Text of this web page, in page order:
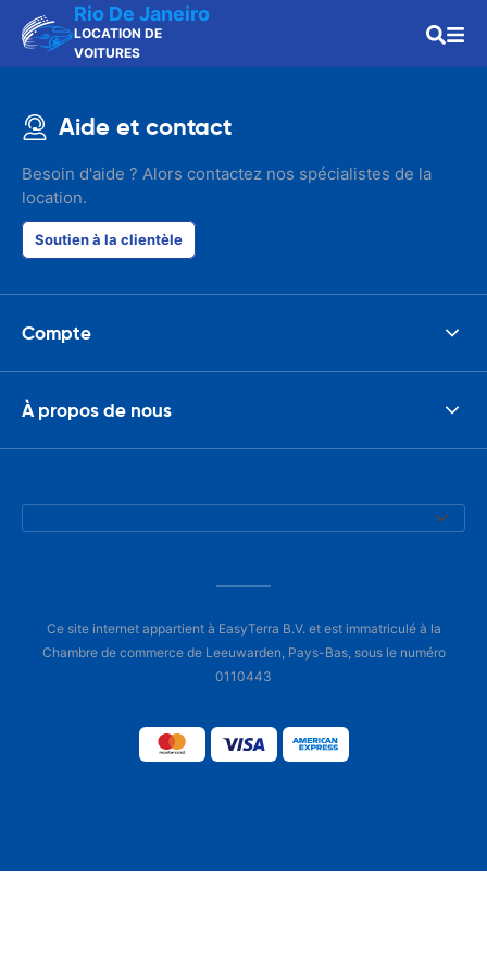
Rio De Janeiro
LOCATION DE
VOITURES
Aide et contact
Besoin d'aide ? Alors contactez nos spécialistes de la
location.
Soutien à la clientèle
Compte
À propos de nous
Ce site internet appartient à EasyTerra B.V. et est immatriculé à la
Chambre de commerce de Leeuwarden, Pays-Bas, sous le numéro
0110443